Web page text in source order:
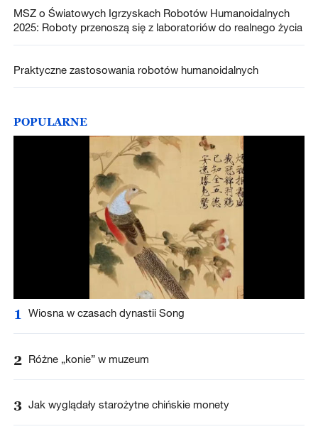
MSZ o Światowych Igrzyskach Robotów Humanoidalnych
2025: Roboty przenoszą się z laboratoriów do realnego życia
Praktyczne zastosowania robotów humanoidalnych
POPULARNE
1 Wiosna w czasach dynastii Song
2 Różne „konie” w muzeum
3 Jak wyglądały starożytne chińskie monety